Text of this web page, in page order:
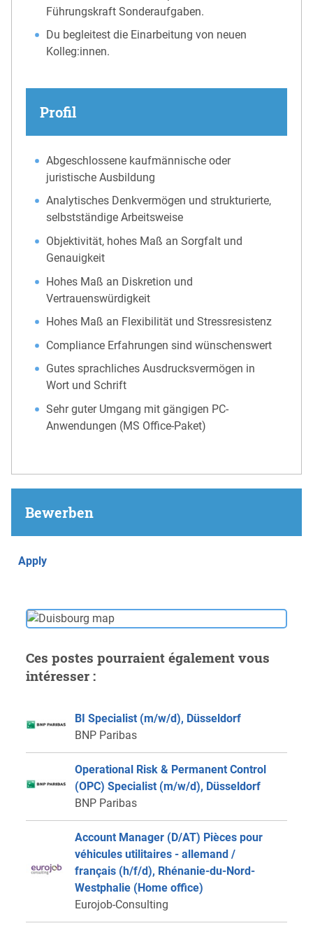
Führungskraft Sonderaufgaben.
Du begleitest die Einarbeitung von neuen
Kolleg:innen.
Profil
Abgeschlossene kaufmännische oder
juristische Ausbildung
Analytisches Denkvermögen und strukturierte,
selbstständige Arbeitsweise
Objektivität, hohes Maß an Sorgfalt und
Genauigkeit
Hohes Maß an Diskretion und
Vertrauenswürdigkeit
Hohes Maß an Flexibilität und Stressresistenz
Compliance Erfahrungen sind wünschenswert
Gutes sprachliches Ausdrucksvermögen in
Wort und Schrift
Sehr guter Umgang mit gängigen PC-
Anwendungen (MS Office-Paket)
Bewerben
Apply
Ces postes pourraient également vous
intéresser :
BI Specialist (m/w/d), Düsseldorf
BNP Paribas
Operational Risk & Permanent Control
(OPC) Specialist (m/w/d), Düsseldorf
BNP Paribas
Account Manager (D/AT) Pièces pour
véhicules utilitaires - allemand /
français (h/f/d), Rhénanie-du-Nord-
Westphalie (Home office)
Eurojob-Consulting